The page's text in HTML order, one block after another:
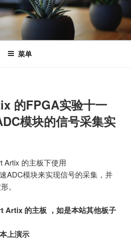
菜单
的FPGA实验十一
模块的信号采集实
Artix 的主板下使用
ADC模块来实现信号的采集，并
。
Artix 的主板 ，如是本站其他板子
上演示